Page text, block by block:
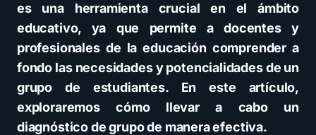
es una herramienta crucial en el ámbito
educativo, ya que permite a docentes y
profesionales de la educación comprender a
fondo las necesidades y potencialidades de un
grupo de estudiantes. En este artículo,
exploraremos cómo llevar a cabo un
diagnóstico de grupo de manera efectiva.